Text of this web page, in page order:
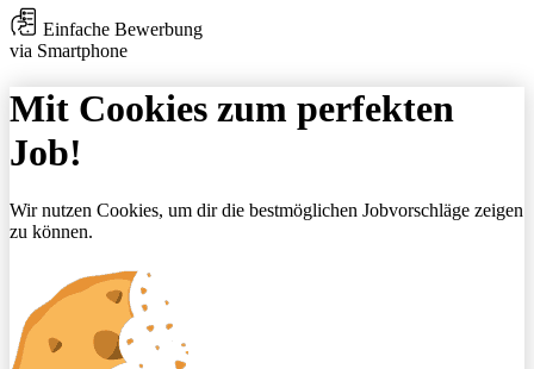
Einfache Bewerbung
via Smartphone
Mit Cookies zum perfekten
Job!
Wir nutzen Cookies, um dir die bestmöglichen Jobvorschläge zeigen
zu können.